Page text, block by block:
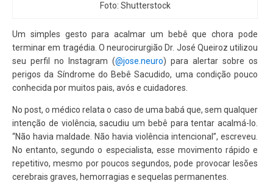
Foto: Shutterstock
Um simples gesto para acalmar um bebê que chora pode
terminar em tragédia. O neurocirurgião Dr. José Queiroz utilizou
seu perfil no Instagram (@jose.neuro) para alertar sobre os
perigos da Síndrome do Bebê Sacudido, uma condição pouco
conhecida por muitos pais, avós e cuidadores.
No post, o médico relata o caso de uma babá que, sem qualquer
intenção de violência, sacudiu um bebê para tentar acalmá-lo.
“Não havia maldade. Não havia violência intencional”, escreveu.
No entanto, segundo o especialista, esse movimento rápido e
repetitivo, mesmo por poucos segundos, pode provocar lesões
cerebrais graves, hemorragias e sequelas permanentes.